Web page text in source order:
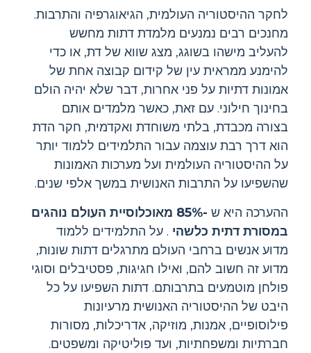
לחקר ההיסטוריה העולמית, הגיאוגרפיה והתרבות.
מחנכים רבים נמנעים מלמדת דתות מחשש
להעליב מישהו בשוגג, מצג שווא של דת, או כדי
להימנע ממראית עין של קידום קבוצה אחת של
אמונות דתיות על פני אחרות, דבר שלא יהיה הולם
בחינוך חילוני. עם זאת, כאשר מלמדים אותם
בצורה מכבדת, בלתי משוחדת ואקדמית, חקר הדת
הוא דרך רבת עוצמה עבור התלמידים ללמוד יותר
על ההיסטוריה העולמית ועל מערכות האמונות
שהשפיעו על התרבות האנושית במשך אלפי שנים.
ההערכה היא ש
-85% מאוכלוסיית העולם נוהגים
במסורת דתית כלשהי . על התלמידים ללמוד
מדוע אנשים ברחבי העולם מתרגלים דתות שונות,
מדוע זה חשוב להם, ואילו חגיגות, פסטיבלים וסוגי
פולחן מוטמעים בתרבותם. דתות השפיעו על כל
היבט של ההיסטוריה האנושית מרעיונות
פילוסופיים, אמנות, מוזיקה, אדריכלות, מסורות
חברתיות ומשפחתיות, ועד פוליטיקה ומשפטים.